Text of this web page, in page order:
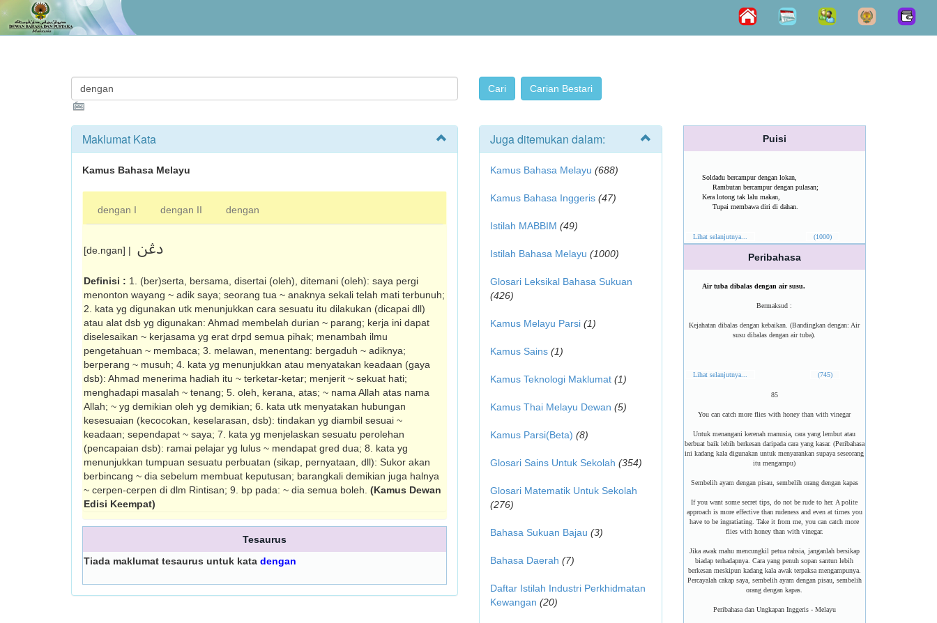
Maklumat Kata
Kamus Bahasa Melayu
dengan I dengan II dengan
[de.ngan] | دڠن
Definisi : 1. (ber)serta, bersama, disertai (oleh), ditemani (oleh): saya pergi
menonton wayang ~ adik saya; seorang tua ~ anaknya sekali telah mati terbunuh;
2. kata yg digunakan utk menunjukkan cara sesuatu itu dilakukan (dicapai dll)
atau alat dsb yg digunakan: Ahmad membelah durian ~ parang; kerja ini dapat
diselesaikan ~ kerjasama yg erat drpd semua pihak; me­nambah ilmu
pengetahuan ~ membaca; 3. melawan, menentang: bergaduh ~ adiknya;
berperang ~ musuh; 4. kata yg menunjukkan atau menyatakan keadaan (gaya
dsb): Ahmad menerima hadiah itu ~ terketar-ketar; men­jerit ~ sekuat hati;
menghadapi masalah ~ tenang; 5. oleh, kerana, atas; ~ nama Allah atas nama
Allah; ~ yg demikian oleh yg demikian; 6. kata utk menyatakan hubungan
kesesuaian (ke­cocokan, keselarasan, dsb): tindakan yg diambil sesuai ~
keadaan; sependapat ~ saya; 7. kata yg menjelaskan sesuatu perolehan
(pencapaian dsb): ramai pelajar yg lulus ~ mendapat gred dua; 8. kata yg
menunjukkan tumpuan sesuatu perbuatan (sikap, pernyataan, dll): Sukor akan
ber­bincang ~ dia sebelum membuat keputusan; barangkali demikian juga halnya
~ cerpen-cerpen di dlm Rintisan; 9. bp pada: ~ dia semua boleh. (Kamus Dewan
Edisi Keempat)
Tesaurus
Tiada maklumat tesaurus untuk kata dengan
Juga ditemukan dalam:
Kamus Bahasa Melayu (688)
Kamus Bahasa Inggeris (47)
Istilah MABBIM (49)
Istilah Bahasa Melayu (1000)
Glosari Leksikal Bahasa Sukuan
(426)
Kamus Melayu Parsi (1)
Kamus Sains (1)
Kamus Teknologi Maklumat (1)
Kamus Thai Melayu Dewan (5)
Kamus Parsi(Beta) (8)
Glosari Sains Untuk Sekolah (354)
Glosari Matematik Untuk Sekolah
(276)
Bahasa Sukuan Bajau (3)
Bahasa Daerah (7)
Daftar Istilah Industri Perkhidmatan
Kewangan (20)
Puisi
Soldadu bercampur dengan lokan,
Rambutan bercampur dengan pulasan;
Kera lotong tak lalu makan,
Tupai membawa diri di dahan.
Lihat selanjutnya... (1000)
Peribahasa
Air tuba dibalas dengan air susu.
Bermaksud :
Kejahatan dibalas dengan kebaikan. (Bandingkan dengan: Air
susu dibalas dengan air tuba).
Lihat selanjutnya... (745)
85
You can catch more flies with honey than with vinegar
Untuk menangani kerenah manusia, cara yang lembut atau
berbuat baik lebih berkesan daripada cara yang kasar. (Peribahasa
ini kadang kala digunakan untuk menyarankan supaya seseorang
itu mengampu)
Sembelih ayam dengan pisau, sembelih orang dengan kapas
If you want some secret tips, do not be rude to her. A polite
approach is more effective than rudeness and even at times you
have to be ingratiating. Take it from me, you can catch more
flies with honey than with vinegar.
Jika awak mahu mencungkil petua rahsia, janganlah bersikap
biadap terhadapnya. Cara yang penuh sopan santun lebih
berkesan meskipun kadang kala awak terpaksa mengampunya.
Percayalah cakap saya, sembelih ayam dengan pisau, sembelih
orang dengan kapas.
Peribahasa dan Ungkapan Inggeris - Melayu